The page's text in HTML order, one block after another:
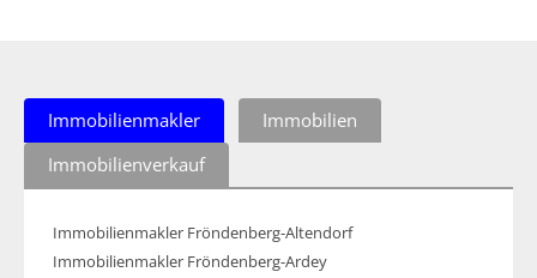
Immobilienmakler
Immobilien
Immobilienverkauf
Immobilienmakler Fröndenberg-Altendorf
Immobilienmakler Fröndenberg-Ardey